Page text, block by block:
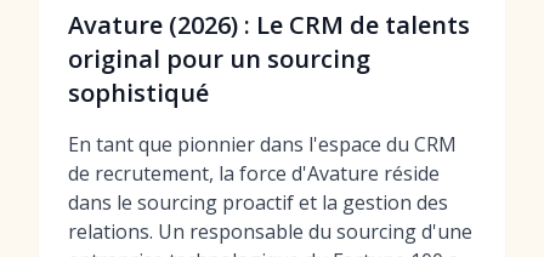
Avature (2026) : Le CRM de talents
original pour un sourcing
sophistiqué
En tant que pionnier dans l'espace du CRM
de recrutement, la force d'Avature réside
dans le sourcing proactif et la gestion des
relations. Un responsable du sourcing d'une